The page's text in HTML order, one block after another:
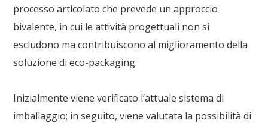
processo articolato che prevede un approccio
bivalente, in cui le attività progettuali non si
escludono ma contribuiscono al miglioramento della
soluzione di eco-packaging.
Inizialmente viene verificato l’attuale sistema di
imballaggio; in seguito, viene valutata la possibilità di